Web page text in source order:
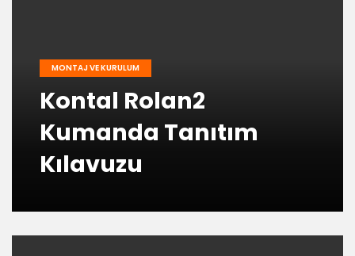
MONTAJ VE KURULUM
Kontal Rolan2
Kumanda Tanıtım
Kılavuzu